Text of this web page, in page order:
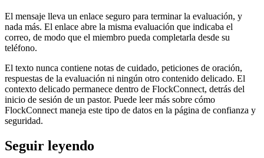
El mensaje lleva un enlace seguro para terminar la evaluación, y
nada más. El enlace abre la misma evaluación que indicaba el
correo, de modo que el miembro pueda completarla desde su
teléfono.
El texto nunca contiene notas de cuidado, peticiones de oración,
respuestas de la evaluación ni ningún otro contenido delicado. El
contexto delicado permanece dentro de FlockConnect, detrás del
inicio de sesión de un pastor. Puede leer más sobre cómo
FlockConnect maneja este tipo de datos en la página de confianza y
seguridad.
Seguir leyendo